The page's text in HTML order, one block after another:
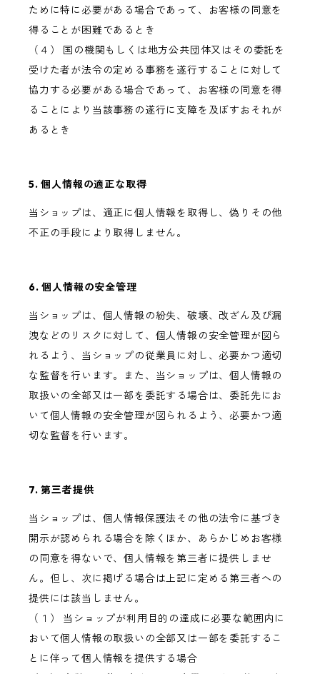
ために特に必要がある場合であって、お客様の同意を
得ることが困難であるとき
（４） 国の機関もしくは地方公共団体又はその委託を
受けた者が法令の定める事務を遂行することに対して
協力する必要がある場合であって、お客様の同意を得
ることにより当該事務の遂行に支障を及ぼすおそれが
あるとき
5. 個人情報の適正な取得
当ショップは、適正に個人情報を取得し、偽りその他
不正の手段により取得しません。
6. 個人情報の安全管理
当ショップは、個人情報の紛失、破壊、改ざん及び漏
洩などのリスクに対して、個人情報の安全管理が図ら
れるよう、当ショップの従業員に対し、必要かつ適切
な監督を行います。また、当ショップは、個人情報の
取扱いの全部又は一部を委託する場合は、委託先にお
いて個人情報の安全管理が図られるよう、必要かつ適
切な監督を行います。
7. 第三者提供
当ショップは、個人情報保護法その他の法令に基づき
開示が認められる場合を除くほか、あらかじめお客様
の同意を得ないで、個人情報を第三者に提供しませ
ん。但し、次に掲げる場合は上記に定める第三者への
提供には該当しません。
（１） 当ショップが利用目的の達成に必要な範囲内に
おいて個人情報の取扱いの全部又は一部を委託するこ
とに伴って個人情報を提供する場合